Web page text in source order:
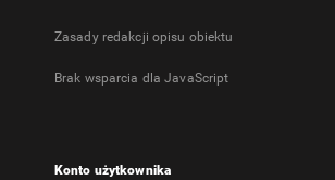
Zasady redakcji opisu obiektu
Brak wsparcia dla JavaScript
Konto użytkownika